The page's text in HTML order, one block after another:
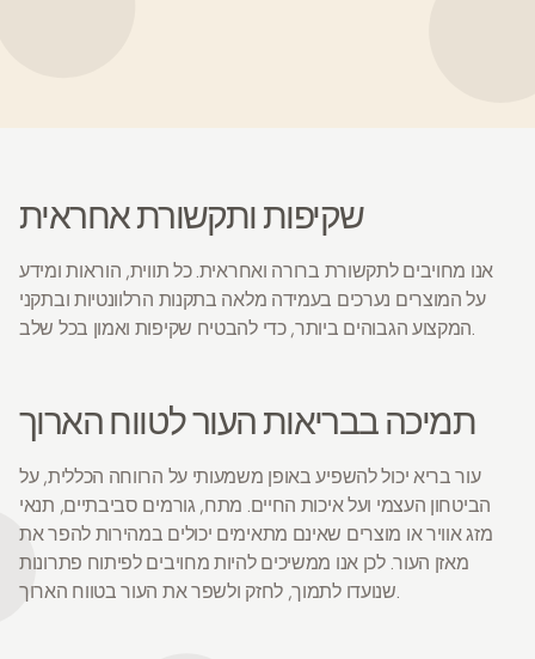
שקיפות ותקשורת אחראית
אנו מחויבים לתקשורת ברורה ואחראית. כל תווית, הוראות ומידע
על המוצרים נערכים בעמידה מלאה בתקנות הרלוונטיות ובתקני
המקצוע הגבוהים ביותר, כדי להבטיח שקיפות ואמון בכל שלב.
תמיכה בבריאות העור לטווח הארוך
עור בריא יכול להשפיע באופן משמעותי על הרווחה הכללית, על
הביטחון העצמי ועל איכות החיים. מתח, גורמים סביבתיים, תנאי
מזג אוויר או מוצרים שאינם מתאימים יכולים במהירות להפר את
מאזן העור. לכן אנו ממשיכים להיות מחויבים לפיתוח פתרונות
שנועדו לתמוך, לחזק ולשפר את העור בטווח הארוך.